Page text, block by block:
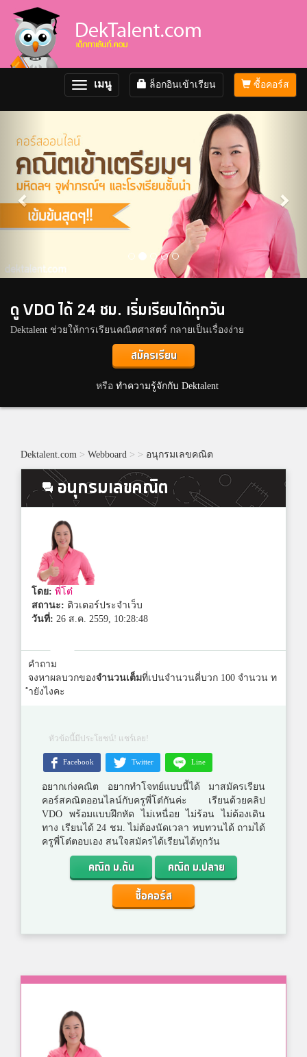
ซื้อคอร์ส
ล็อกอินเข้าเรียน
Toggle
navigation
เมนู
ดู VDO ได้ 24 ชม. เริ่มเรียนได้ทุกวัน
Dektalent ช่วยให้การเรียนคณิตศาสตร์ กลายเป็นเรื่องง่าย
สมัครเรียน
หรือ ทำความรู้จักกับ Dektalent
Dektalent.com > Webboard > > อนุกรมเลขคณิต
อนุกรมเลขคณิต
โดย: พี่โต๋
สถานะ: ติวเตอร์ประจำเว็บ
วันที่: 26 ส.ค. 2559, 10:28:48
คำถาม
จงหาผลบวกของจำนวนเต็มที่เปนจำนวนคี่บวก 100 จำนวน ท
ำยังไงคะ
หัวข้อนี้มีประโยชน์! แชร์เลย!
Facebook Twitter Line
อยากเก่งคณิต อยากทำโจทย์แบบนี้ได้ มาสมัครเรียน
คอร์สคณิตออนไลน์กับครูพี่โต๋กันค่ะ เรียนด้วยคลิป
VDO พร้อมแบบฝึกหัด ไม่เหนื่อย ไม่ร้อน ไม่ต้องเดิน
ทาง เรียนได้ 24 ชม. ไม่ต้องนัดเวลา ทบทวนได้ ถามได้
ครูพี่โต๋ตอบเอง สนใจสมัครได้เรียนได้ทุกวัน
คณิต ม.ต้น
คณิต ม.ปลาย
ซื้อคอร์ส